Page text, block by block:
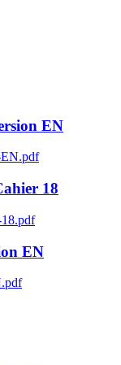
EN
18
EN